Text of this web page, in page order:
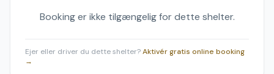
Booking er ikke tilgængelig for dette shelter.
Ejer eller driver du dette shelter?Aktivér gratis online booking
→